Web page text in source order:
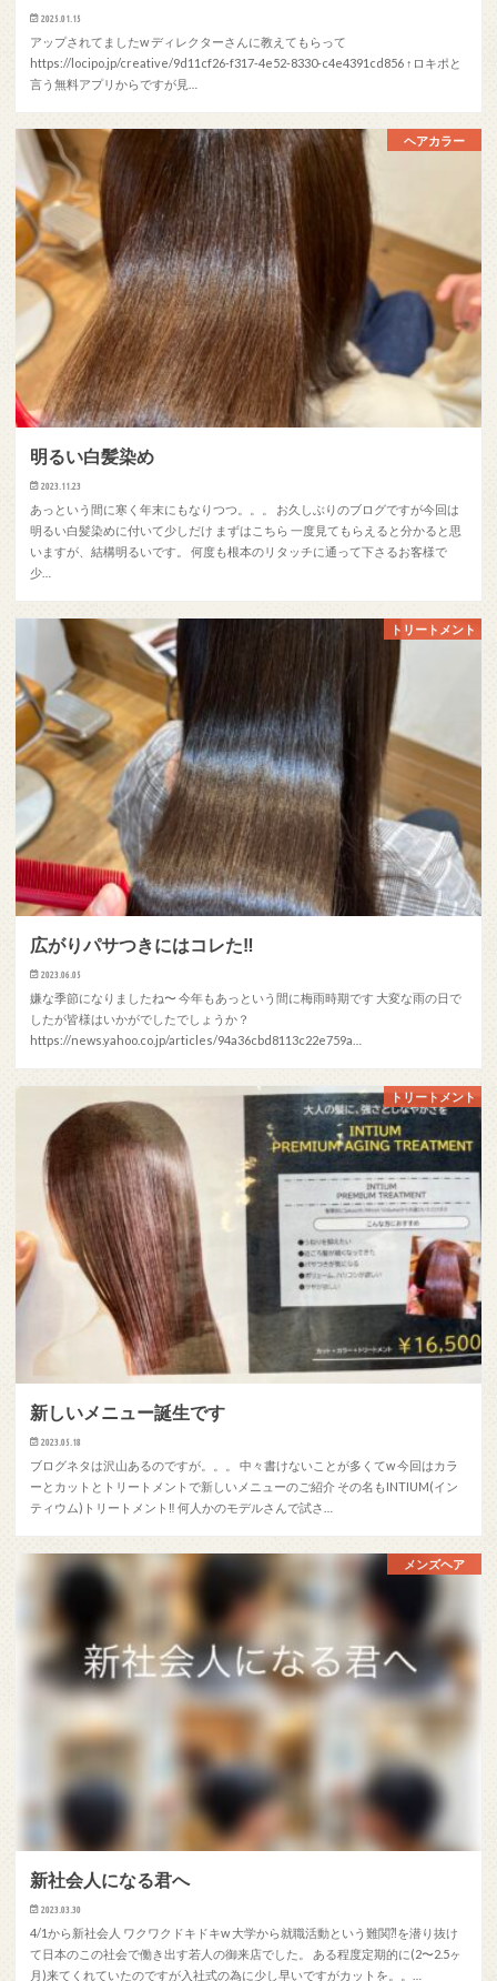
2025.01.15
アップされてましたw ディレクターさんに教えてもらって
https://locipo.jp/creative/9d11cf26-f317-4e52-8330-c4e4391cd856 ↑ロキポと
言う無料アプリからですが見…
ヘアカラー
明るい白髪染め
2023.11.23
あっという間に寒く年末にもなりつつ。。。 お久しぶりのブログですが今回は
明るい白髪染めに付いて少しだけ まずはこちら 一度見てもらえると分かると思
いますが、結構明るいです。 何度も根本のリタッチに通って下さるお客様で
少…
トリートメント
広がりパサつきにはコレた‼︎
2023.06.05
嫌な季節になりましたね〜 今年もあっという間に梅雨時期です 大変な雨の日で
したが皆様はいかがでしたでしょうか？
https://news.yahoo.co.jp/articles/94a36cbd8113c22e759a…
トリートメント
新しいメニュー誕生です
2023.05.18
ブログネタは沢山あるのですが。。。 中々書けないことが多くてw 今回はカラ
ーとカットとトリートメントで新しいメニューのご紹介 その名もINTIUM(イン
ティウム)トリートメント‼︎ 何人かのモデルさんで試さ…
メンズヘア
新社会人になる君へ
2023.03.30
4/1から新社会人 ワクワクドキドキw 大学から就職活動という難関⁈を潜り抜け
て日本のこの社会で働き出す若人の御来店でした。 ある程度定期的に(2〜2.5ヶ
月)来てくれていたのですが入社式の為に少し早いですがカットを。。…